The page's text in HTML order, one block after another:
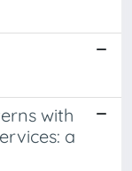
with
a